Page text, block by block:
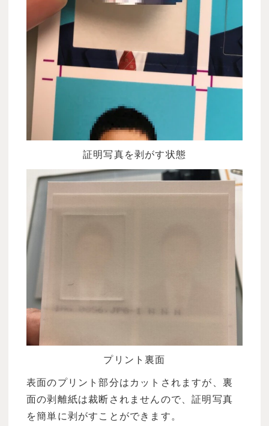
証明写真を剥がす状態
プリント裏面
表面のプリント部分はカットされますが、裏
面の剥離紙は裁断されませんので、証明写真
を簡単に剥がすことができます。